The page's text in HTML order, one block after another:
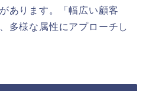
あります。「幅広い顧客
多様な属性にアプローチし